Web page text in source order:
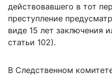
действовавшего в тот
преступление
виде 15 лет заключения
статьи 102).
В Следственном